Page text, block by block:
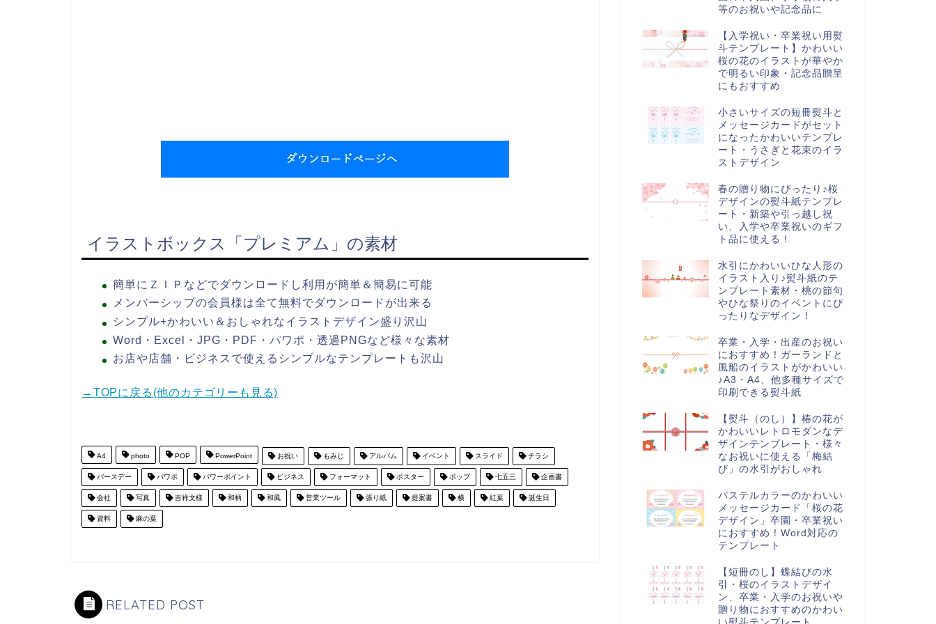
イラストボックス「プレミアム」の素材
簡単にＺＩＰなどでダウンロードし利用が簡単＆簡易に可能
メンバーシップの会員様は全て無料でダウンロードが出来る
シンプル+かわいい＆おしゃれなイラストデザイン盛り沢山
Word・Excel・JPG・PDF・パワポ・透過PNGなど様々な素材
お店や店舗・ビジネスで使えるシンプルなテンプレートも沢山
→TOPに戻る(他のカテゴリーも見る)
A4 photo POP PowerPoint お祝い もみじ アルバム イベント スライド チラシ
バースデー パワポ パワーポイント ビジネス フォーマット ポスター ポップ 七五三 企画書
会社 写真 吉祥文様 和柄 和風 営業ツール 張り紙 提案書 横 紅葉 誕生日
資料 麻の葉
RELATED POST
等のお祝いや記念品に
【入学祝い・卒業祝い用熨
斗テンプレート】かわいい
桜の花のイラストが華やか
で明るい印象・記念品贈呈
にもおすすめ
小さいサイズの短冊熨斗と
メッセージカードがセット
になったかわいいテンプレ
ート・うさぎと花束のイラ
ストデザイン
春の贈り物にぴったり♪桜
デザインの熨斗紙テンプレ
ート・新築や引っ越し祝
い、入学や卒業祝いのギフ
ト品に使える！
水引にかわいいひな人形の
イラスト入り♪熨斗紙のテ
ンプレート素材・桃の節句
やひな祭りのイベントにぴ
ったりなデザイン！
卒業・入学・出産のお祝い
におすすめ！ガーランドと
風船のイラストがかわいい
♪A3・A4、他多種サイズで
印刷できる熨斗紙
【熨斗（のし）】椿の花が
かわいいレトロモダンなデ
ザインテンプレート・様々
なお祝いに使える「梅結
び」の水引がおしゃれ
パステルカラーのかわいい
メッセージカード「桜の花
デザイン」卒園・卒業祝い
におすすめ！Word対応の
テンプレート
【短冊のし】蝶結びの水
引・桜のイラストデザイ
ン、卒業・入学のお祝いや
贈り物におすすめのかわい